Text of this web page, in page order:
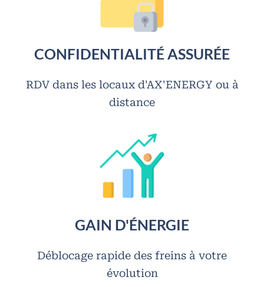
CONFIDENTIALITÉ ASSURÉE
RDV dans les locaux d'AX'ENERGY ou à
distance
GAIN D'ÉNERGIE
Déblocage rapide des freins à votre
évolution